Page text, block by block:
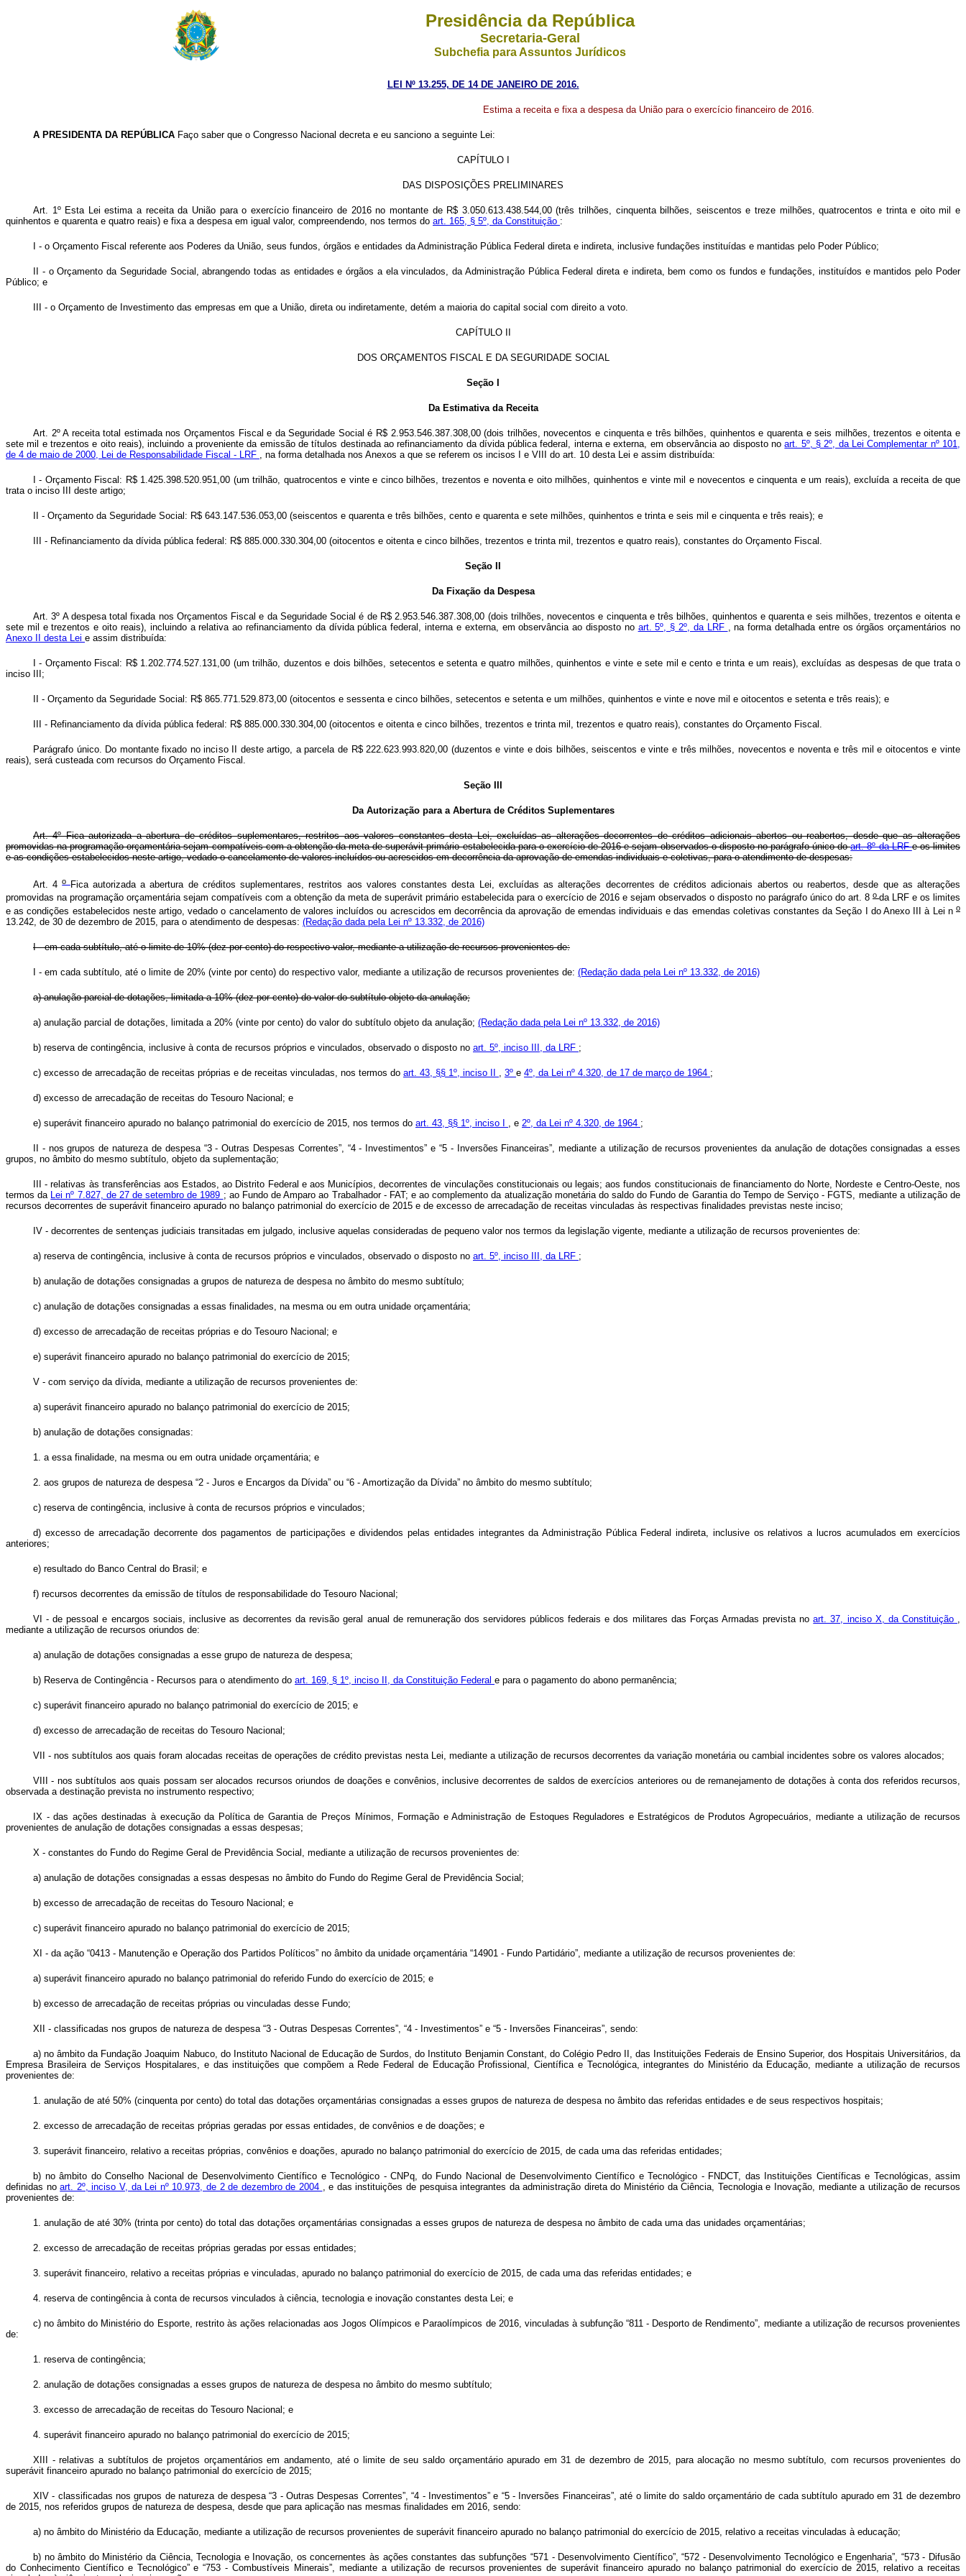
Presidência da República
Secretaria-Geral
Subchefia para Assuntos Jurídicos
LEI Nº 13.255, DE 14 DE JANEIRO DE 2016.
Estima a receita e fixa a despesa da União para o exercício financeiro de 2016.
A PRESIDENTA DA REPÚBLICA Faço saber que o Congresso Nacional decreta e eu sanciono a seguinte Lei:
CAPÍTULO I
DAS DISPOSIÇÕES PRELIMINARES
Art. 1º Esta Lei estima a receita da União para o exercício financeiro de 2016 no montante de R$ 3.050.613.438.544,00 (três trilhões, cinquenta bilhões, seiscentos e treze milhões, quatrocentos e trinta e oito mil e
quinhentos e quarenta e quatro reais) e fixa a despesa em igual valor, compreendendo, nos termos do art. 165, § 5º, da Constituição :
I - o Orçamento Fiscal referente aos Poderes da União, seus fundos, órgãos e entidades da Administração Pública Federal direta e indireta, inclusive fundações instituídas e mantidas pelo Poder Público;
II - o Orçamento da Seguridade Social, abrangendo todas as entidades e órgãos a ela vinculados, da Administração Pública Federal direta e indireta, bem como os fundos e fundações, instituídos e mantidos pelo Poder
Público; e
III - o Orçamento de Investimento das empresas em que a União, direta ou indiretamente, detém a maioria do capital social com direito a voto.
CAPÍTULO II
DOS ORÇAMENTOS FISCAL E DA SEGURIDADE SOCIAL
Seção I
Da Estimativa da Receita
Art. 2º A receita total estimada nos Orçamentos Fiscal e da Seguridade Social é R$ 2.953.546.387.308,00 (dois trilhões, novecentos e cinquenta e três bilhões, quinhentos e quarenta e seis milhões, trezentos e oitenta e
sete mil e trezentos e oito reais), incluindo a proveniente da emissão de títulos destinada ao refinanciamento da dívida pública federal, interna e externa, em observância ao disposto noart. 5º, § 2º, da Lei Complementar nº 101,
de 4 de maio de 2000, Lei de Responsabilidade Fiscal - LRF , na forma detalhada nos Anexos a que se referem os incisos I e VIII do art. 10 desta Lei e assim distribuída:
I - Orçamento Fiscal: R$ 1.425.398.520.951,00 (um trilhão, quatrocentos e vinte e cinco bilhões, trezentos e noventa e oito milhões, quinhentos e vinte mil e novecentos e cinquenta e um reais), excluída a receita de que
trata o inciso III deste artigo;
II - Orçamento da Seguridade Social: R$ 643.147.536.053,00 (seiscentos e quarenta e três bilhões, cento e quarenta e sete milhões, quinhentos e trinta e seis mil e cinquenta e três reais); e
III - Refinanciamento da dívida pública federal: R$ 885.000.330.304,00 (oitocentos e oitenta e cinco bilhões, trezentos e trinta mil, trezentos e quatro reais), constantes do Orçamento Fiscal.
Seção II
Da Fixação da Despesa
Art. 3º A despesa total fixada nos Orçamentos Fiscal e da Seguridade Social é de R$ 2.953.546.387.308,00 (dois trilhões, novecentos e cinquenta e três bilhões, quinhentos e quarenta e seis milhões, trezentos e oitenta e
sete mil e trezentos e oito reais), incluindo a relativa ao refinanciamento da dívida pública federal, interna e externa, em observância ao disposto no art. 5º, § 2º, da LRF , na forma detalhada entre os órgãos orçamentários no
Anexo II desta Lei e assim distribuída:
I - Orçamento Fiscal: R$ 1.202.774.527.131,00 (um trilhão, duzentos e dois bilhões, setecentos e setenta e quatro milhões, quinhentos e vinte e sete mil e cento e trinta e um reais), excluídas as despesas de que trata o
inciso III;
II - Orçamento da Seguridade Social: R$ 865.771.529.873,00 (oitocentos e sessenta e cinco bilhões, setecentos e setenta e um milhões, quinhentos e vinte e nove mil e oitocentos e setenta e três reais); e
III - Refinanciamento da dívida pública federal: R$ 885.000.330.304,00 (oitocentos e oitenta e cinco bilhões, trezentos e trinta mil, trezentos e quatro reais), constantes do Orçamento Fiscal.
Parágrafo único. Do montante fixado no inciso II deste artigo, a parcela de R$ 222.623.993.820,00 (duzentos e vinte e dois bilhões, seiscentos e vinte e três milhões, novecentos e noventa e três mil e oitocentos e vinte
reais), será custeada com recursos do Orçamento Fiscal.
Seção III
Da Autorização para a Abertura de Créditos Suplementares
Art. 4º Fica autorizada a abertura de créditos suplementares, restritos aos valores constantes desta Lei, excluídas as alterações decorrentes de créditos adicionais abertos ou reabertos, desde que as alterações
promovidas na programação orçamentária sejam compatíveis com a obtenção da meta de superávit primário estabelecida para o exercício de 2016 e sejam observados o disposto no parágrafo único doart. 8º da LRFe os limites
e as condições estabelecidos neste artigo, vedado o cancelamento de valores incluídos ou acrescidos em decorrência da aprovação de emendas individuais e coletivas, para o atendimento de despesas:
Art. 4o Fica autorizada a abertura de créditos suplementares, restritos aos valores constantes desta Lei, excluídas as alterações decorrentes de créditos adicionais abertos ou reabertos, desde que as alterações
promovidas na programação orçamentária sejam compatíveis com a obtenção da meta de superávit primário estabelecida para o exercício de 2016 e sejam observados o disposto no parágrafo único do art. 8 o da LRF e os limites
e as condições estabelecidos neste artigo, vedado o cancelamento de valores incluídos ou acrescidos em decorrência da aprovação de emendas individuais e das emendas coletivas constantes da Seção I do Anexo III à Lei n o
13.242, de 30 de dezembro de 2015, para o atendimento de despesas: (Redação dada pela Lei nº 13.332, de 2016)
I - em cada subtítulo, até o limite de 10% (dez por cento) do respectivo valor, mediante a utilização de recursos provenientes de:
I - em cada subtítulo, até o limite de 20% (vinte por cento) do respectivo valor, mediante a utilização de recursos provenientes de: (Redação dada pela Lei nº 13.332, de 2016)
a) anulação parcial de dotações, limitada a 10% (dez por cento) do valor do subtítulo objeto da anulação;
a) anulação parcial de dotações, limitada a 20% (vinte por cento) do valor do subtítulo objeto da anulação; (Redação dada pela Lei nº 13.332, de 2016)
b) reserva de contingência, inclusive à conta de recursos próprios e vinculados, observado o disposto no art. 5º, inciso III, da LRF ;
c) excesso de arrecadação de receitas próprias e de receitas vinculadas, nos termos do art. 43, §§ 1º, inciso II 3º e 4º, da Lei nº 4.320, de 17 de março de 1964 ;
d) excesso de arrecadação de receitas do Tesouro Nacional; e
e) superávit financeiro apurado no balanço patrimonial do exercício de 2015, nos termos do art. 43, §§ 1º, inciso I , e 2º, da Lei nº 4.320, de 1964 ;
II - nos grupos de natureza de despesa “3 - Outras Despesas Correntes”, “4 - Investimentos” e “5 - Inversões Financeiras”, mediante a utilização de recursos provenientes da anulação de dotações consignadas a esses
grupos, no âmbito do mesmo subtítulo, objeto da suplementação;
III - relativas às transferências aos Estados, ao Distrito Federal e aos Municípios, decorrentes de vinculações constitucionais ou legais; aos fundos constitucionais de financiamento do Norte, Nordeste e Centro-Oeste, nos
termos da
Lei nº 7.827, de 27 de setembro de 1989 ; ao Fundo de Amparo ao Trabalhador - FAT; e ao complemento da atualização monetária do saldo do Fundo de Garantia do Tempo de Serviço - FGTS, mediante a utilização de
recursos decorrentes de superávit financeiro apurado no balanço patrimonial do exercício de 2015 e de excesso de arrecadação de receitas vinculadas às respectivas finalidades previstas neste inciso;
IV - decorrentes de sentenças judiciais transitadas em julgado, inclusive aquelas consideradas de pequeno valor nos termos da legislação vigente, mediante a utilização de recursos provenientes de:
a) reserva de contingência, inclusive à conta de recursos próprios e vinculados, observado o disposto no art. 5º, inciso III, da LRF ;
b) anulação de dotações consignadas a grupos de natureza de despesa no âmbito do mesmo subtítulo;
c) anulação de dotações consignadas a essas finalidades, na mesma ou em outra unidade orçamentária;
d) excesso de arrecadação de receitas próprias e do Tesouro Nacional; e
e) superávit financeiro apurado no balanço patrimonial do exercício de 2015;
V - com serviço da dívida, mediante a utilização de recursos provenientes de:
a) superávit financeiro apurado no balanço patrimonial do exercício de 2015;
b) anulação de dotações consignadas:
1. a essa finalidade, na mesma ou em outra unidade orçamentária; e
2. aos grupos de natureza de despesa “2 - Juros e Encargos da Dívida” ou “6 - Amortização da Dívida” no âmbito do mesmo subtítulo;
c) reserva de contingência, inclusive à conta de recursos próprios e vinculados;
d) excesso de arrecadação decorrente dos pagamentos de participações e dividendos pelas entidades integrantes da Administração Pública Federal indireta, inclusive os relativos a lucros acumulados em exercícios
anteriores;
e) resultado do Banco Central do Brasil; e
f) recursos decorrentes da emissão de títulos de responsabilidade do Tesouro Nacional;
VI - de pessoal e encargos sociais, inclusive as decorrentes da revisão geral anual de remuneração dos servidores públicos federais e dos militares das Forças Armadas prevista noart. 37, inciso X, da Constituição
mediante a utilização de recursos oriundos de:
a) anulação de dotações consignadas a esse grupo de natureza de despesa;
b) Reserva de Contingência - Recursos para o atendimento do art. 169, § 1º, inciso II, da Constituição Federal e para o pagamento do abono permanência;
c) superávit financeiro apurado no balanço patrimonial do exercício de 2015; e
d) excesso de arrecadação de receitas do Tesouro Nacional;
VII - nos subtítulos aos quais foram alocadas receitas de operações de crédito previstas nesta Lei, mediante a utilização de recursos decorrentes da variação monetária ou cambial incidentes sobre os valores alocados;
VIII - nos subtítulos aos quais possam ser alocados recursos oriundos de doações e convênios, inclusive decorrentes de saldos de exercícios anteriores ou de remanejamento de dotações à conta dos referidos recursos,
observada a destinação prevista no instrumento respectivo;
IX - das ações destinadas à execução da Política de Garantia de Preços Mínimos, Formação e Administração de Estoques Reguladores e Estratégicos de Produtos Agropecuários, mediante a utilização de recursos
provenientes de anulação de dotações consignadas a essas despesas;
X - constantes do Fundo do Regime Geral de Previdência Social, mediante a utilização de recursos provenientes de:
a) anulação de dotações consignadas a essas despesas no âmbito do Fundo do Regime Geral de Previdência Social;
b) excesso de arrecadação de receitas do Tesouro Nacional; e
c) superávit financeiro apurado no balanço patrimonial do exercício de 2015;
XI - da ação “0413 - Manutenção e Operação dos Partidos Políticos” no âmbito da unidade orçamentária “14901 - Fundo Partidário”, mediante a utilização de recursos provenientes de:
a) superávit financeiro apurado no balanço patrimonial do referido Fundo do exercício de 2015; e
b) excesso de arrecadação de receitas próprias ou vinculadas desse Fundo;
XII - classificadas nos grupos de natureza de despesa “3 - Outras Despesas Correntes”, “4 - Investimentos” e “5 - Inversões Financeiras”, sendo:
a) no âmbito da Fundação Joaquim Nabuco, do Instituto Nacional de Educação de Surdos, do Instituto Benjamin Constant, do Colégio Pedro II, das Instituições Federais de Ensino Superior, dos Hospitais Universitários, da
Empresa Brasileira de Serviços Hospitalares, e das instituições que compõem a Rede Federal de Educação Profissional, Científica e Tecnológica, integrantes do Ministério da Educação, mediante a utilização de recursos
provenientes de:
1. anulação de até 50% (cinquenta por cento) do total das dotações orçamentárias consignadas a esses grupos de natureza de despesa no âmbito das referidas entidades e de seus respectivos hospitais;
2. excesso de arrecadação de receitas próprias geradas por essas entidades, de convênios e de doações; e
3. superávit financeiro, relativo a receitas próprias, convênios e doações, apurado no balanço patrimonial do exercício de 2015, de cada uma das referidas entidades;
b) no âmbito do Conselho Nacional de Desenvolvimento Científico e Tecnológico - CNPq, do Fundo Nacional de Desenvolvimento Científico e Tecnológico - FNDCT, das Instituições Científicas e Tecnológicas, assim
definidas noart. 2º, inciso V, da Lei nº 10.973, de 2 de dezembro de 2004
, e das instituições de pesquisa integrantes da administração direta do Ministério da Ciência, Tecnologia e Inovação, mediante a utilização de recursos
provenientes de:
1. anulação de até 30% (trinta por cento) do total das dotações orçamentárias consignadas a esses grupos de natureza de despesa no âmbito de cada uma das unidades orçamentárias;
2. excesso de arrecadação de receitas próprias geradas por essas entidades;
3. superávit financeiro, relativo a receitas próprias e vinculadas, apurado no balanço patrimonial do exercício de 2015, de cada uma das referidas entidades; e
4. reserva de contingência à conta de recursos vinculados à ciência, tecnologia e inovação constantes desta Lei; e
c) no âmbito do Ministério do Esporte, restrito às ações relacionadas aos Jogos Olímpicos e Paraolímpicos de 2016, vinculadas à subfunção “811 - Desporto de Rendimento”, mediante a utilização de recursos provenientes
de:
1. reserva de contingência;
2. anulação de dotações consignadas a esses grupos de natureza de despesa no âmbito do mesmo subtítulo;
3. excesso de arrecadação de receitas do Tesouro Nacional; e
4. superávit financeiro apurado no balanço patrimonial do exercício de 2015;
XIII - relativas a subtítulos de projetos orçamentários em andamento, até o limite de seu saldo orçamentário apurado em 31 de dezembro de 2015, para alocação no mesmo subtítulo, com recursos provenientes do
superávit financeiro apurado no balanço patrimonial do exercício de 2015;
XIV - classificadas nos grupos de natureza de despesa “3 - Outras Despesas Correntes”, “4 - Investimentos” e “5 - Inversões Financeiras”, até o limite do saldo orçamentário de cada subtítulo apurado em 31 de dezembro
de 2015, nos referidos grupos de natureza de despesa, desde que para aplicação nas mesmas finalidades em 2016, sendo:
a) no âmbito do Ministério da Educação, mediante a utilização de recursos provenientes de superávit financeiro apurado no balanço patrimonial do exercício de 2015, relativo a receitas vinculadas à educação;
b) no âmbito do Ministério da Ciência, Tecnologia e Inovação, os concernentes às ações constantes das subfunções “571 - Desenvolvimento Científico”, “572 - Desenvolvimento Tecnológico e Engenharia”, “573 - Difusão
do Conhecimento Científico e Tecnológico” e “753 - Combustíveis Minerais”, mediante a utilização de recursos provenientes de superávit financeiro apurado no balanço patrimonial do exercício de 2015, relativo a receitas